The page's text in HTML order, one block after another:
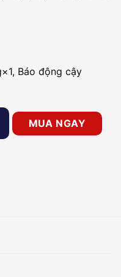
Báo động cậy
DS-K2M0016A số
MUA NGAY